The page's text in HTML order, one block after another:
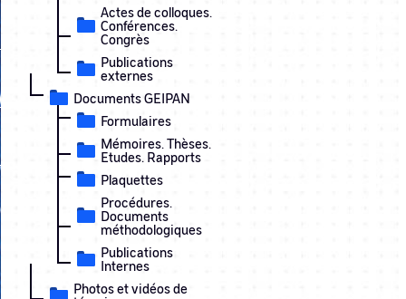
Actes de colloques.
Conférences.
Congrès
Publications
externes
Documents GEIPAN
Formulaires
Mémoires. Thèses.
Etudes. Rapports
Plaquettes
Procédures.
Documents
méthodologiques
Publications
Internes
Photos et vidéos de